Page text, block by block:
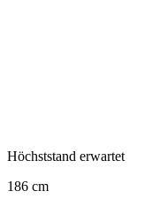
Höchststand erwartet
186 cm